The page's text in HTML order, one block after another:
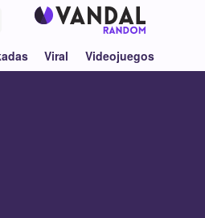
Viral Videojuegos